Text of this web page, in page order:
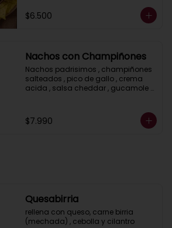
$6.500
Nachos con Champiñones
Nachos padrisimos , champiñones
salteados , pico de gallo , crema
acida , salsa cheddar , gucamole y
$7.990
Quesabirria
rellena con queso, carne birria
(mechada) , cebolla y cilantro